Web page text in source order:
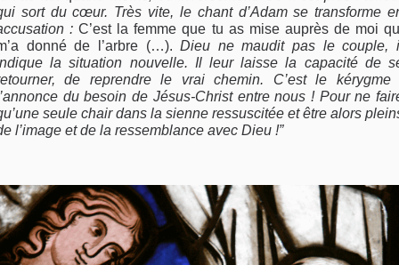
sort du cœur. Très vite, le chant d’Adam se transforme
:C’est la femme que tu as mise auprès de moi
donné de l’arbre (…).Dieu ne maudit pas le couple,
la situation nouvelle. Il leur laisse la capacité de
de reprendre le vrai chemin. C’est le kérygme
du besoin de Jésus-Christ entre nous ! Pour ne
seule chair dans la sienne ressuscitée et être alors
l’image et de la ressemblance avec Dieu !”